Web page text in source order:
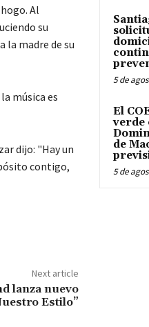
Al
su
la madre de su
música es
dijo: "Hay un
contigo,
Next article
lanza nuevo
Estilo”
5 de
El
verde
de
5 de